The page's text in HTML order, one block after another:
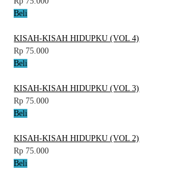
Beli
KISAH-KISAH HIDUPKU (VOL 4)
Rp 75.000
Beli
KISAH-KISAH HIDUPKU (VOL 3)
Rp 75.000
Beli
KISAH-KISAH HIDUPKU (VOL 2)
Rp 75.000
Beli